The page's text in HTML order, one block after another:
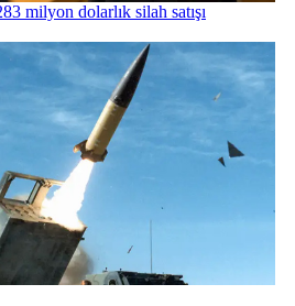
milyon dolarlık silah satışı